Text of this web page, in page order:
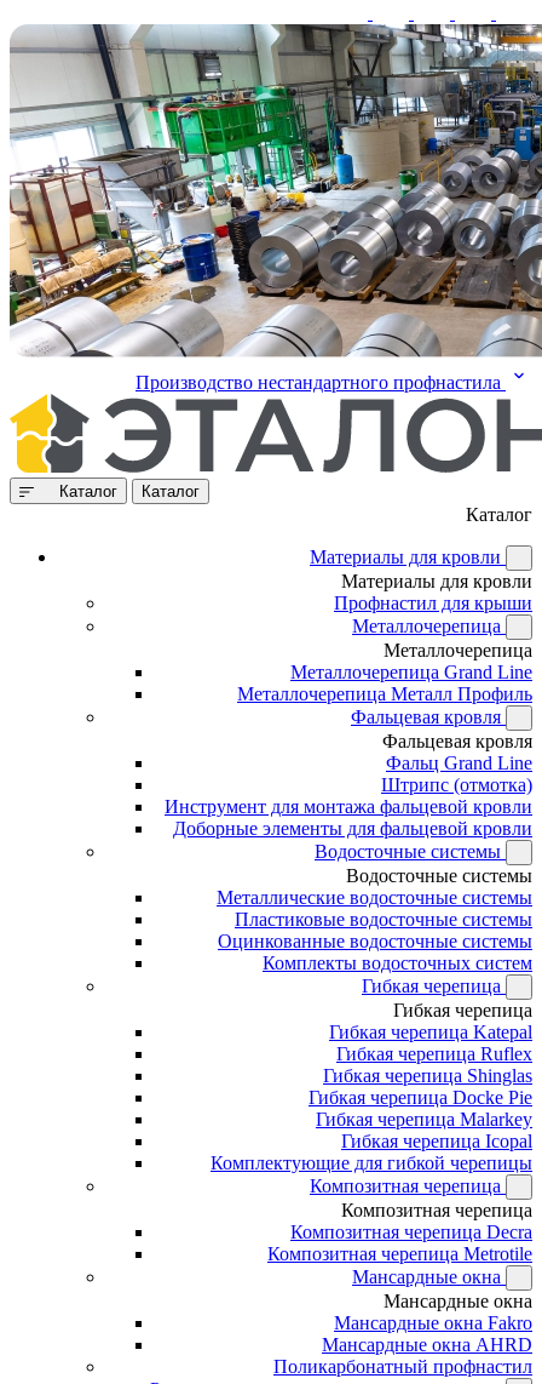
Производство нестандартного профнастила
Каталог Каталог
Каталог
Материалы для кровли
Материалы для кровли
Профнастил для крыши
Металлочерепица
Металлочерепица
Металлочерепица Grand Line
Металлочерепица Металл Профиль
Фальцевая кровля
Фальцевая кровля
Фальц Grand Line
Штрипс (отмотка)
Инструмент для монтажа фальцевой кровли
Доборные элементы для фальцевой кровли
Водосточные системы
Водосточные системы
Металлические водосточные системы
Пластиковые водосточные системы
Оцинкованные водосточные системы
Комплекты водосточных систем
Гибкая черепица
Гибкая черепица
Гибкая черепица Katepal
Гибкая черепица Ruflex
Гибкая черепица Shinglas
Гибкая черепица Docke Pie
Гибкая черепица Malarkey
Гибкая черепица Icopal
Комплектующие для гибкой черепицы
Композитная черепица
Композитная черепица
Композитная черепица Decra
Композитная черепица Metrotile
Мансардные окна
Мансардные окна
Мансардные окна Fakro
Мансардные окна AHRD
Поликарбонатный профнастил